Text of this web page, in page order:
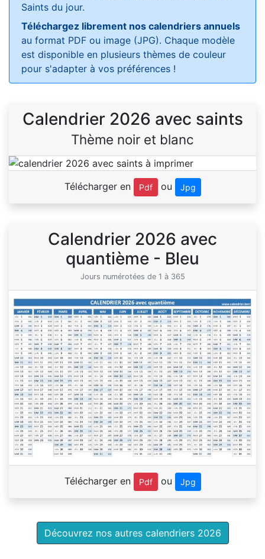
Saints du jour.
Téléchargez librement nos calendriers annuels
au format PDF ou image (JPG). Chaque modèle
est disponible en plusieurs thèmes de couleur
pour s'adapter à vos préférences !
Calendrier 2026 avec saints
Thème noir et blanc
Télécharger en Pdf ou Jpg
Calendrier 2026 avec
quantième - Bleu
Jours numérotées de 1 à 365
Télécharger en Pdf ou Jpg
Découvrez nos autres calendriers 2026